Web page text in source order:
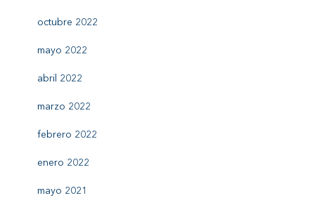
octubre 2022
mayo 2022
abril 2022
marzo 2022
febrero 2022
enero 2022
mayo 2021